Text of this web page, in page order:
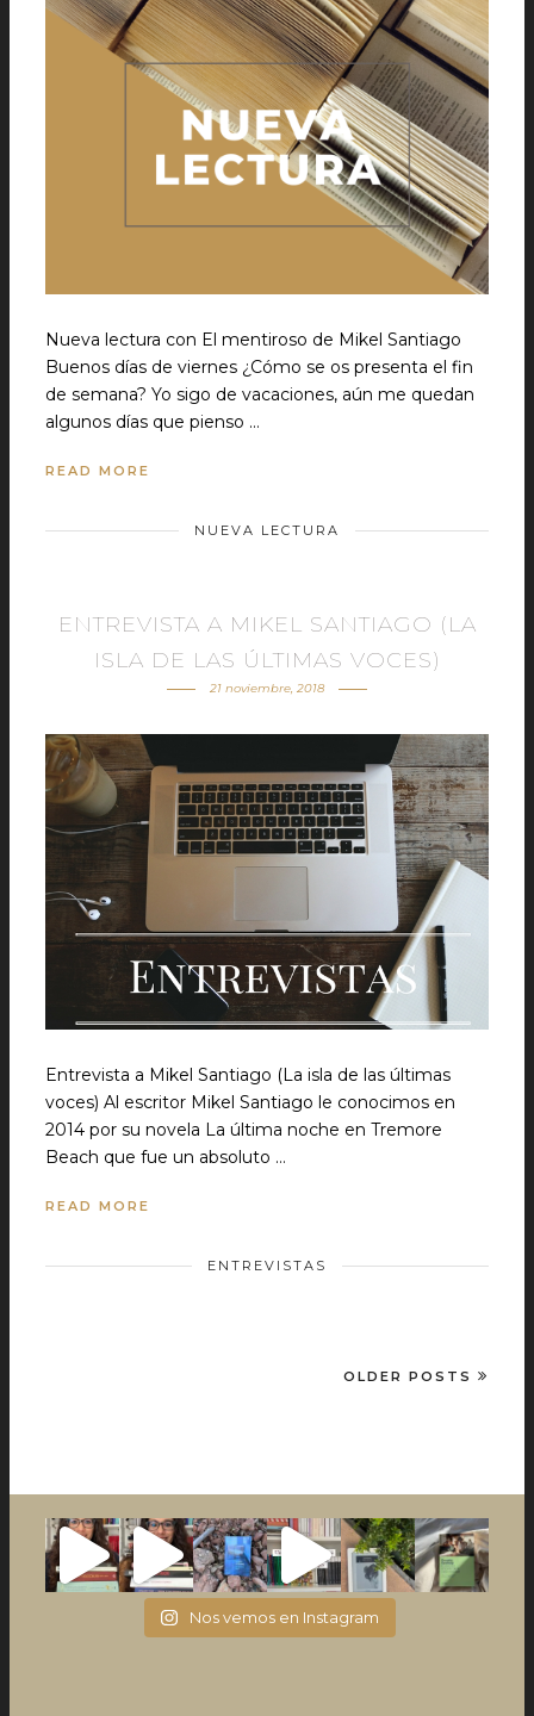
Nueva lectura con El mentiroso de Mikel Santiago
Buenos días de viernes ¿Cómo se os presenta el fin
de semana? Yo sigo de vacaciones, aún me quedan
algunos días que pienso …
READ MORE
NUEVA LECTURA
ENTREVISTA A MIKEL SANTIAGO (LA
ISLA DE LAS ÚLTIMAS VOCES)
21 noviembre, 2018
Entrevista a Mikel Santiago (La isla de las últimas
voces) Al escritor Mikel Santiago le conocimos en
2014 por su novela La última noche en Tremore
Beach que fue un absoluto …
READ MORE
ENTREVISTAS
OLDER POSTS
Nos vemos en Instagram